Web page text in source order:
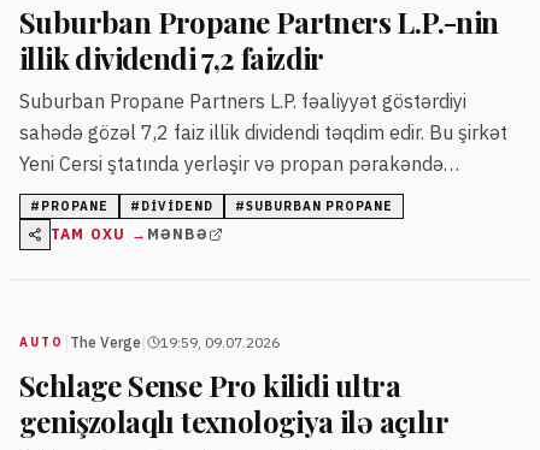
Suburban Propane Partners L.P.-nin
illik dividendi 7,2 faizdir
Suburban Propane Partners L.P. fəaliyyət göstərdiyi
sahədə gözəl 7,2 faiz illik dividendi təqdim edir. Bu şirkət
Yeni Cersi ştatında yerləşir və propan pərakəndə
satışında uzunmüddətli təcrübəyə malikdir.
# PROPANE # DIVIDEND #SUBURBAN PROPANE
TAM OXU → MƏNBƏ
AUTO The Verge 19:59, 09.07.2026
Schlage Sense Pro kilidi ultra
genişzolaqlı texnologiya ilə açılır